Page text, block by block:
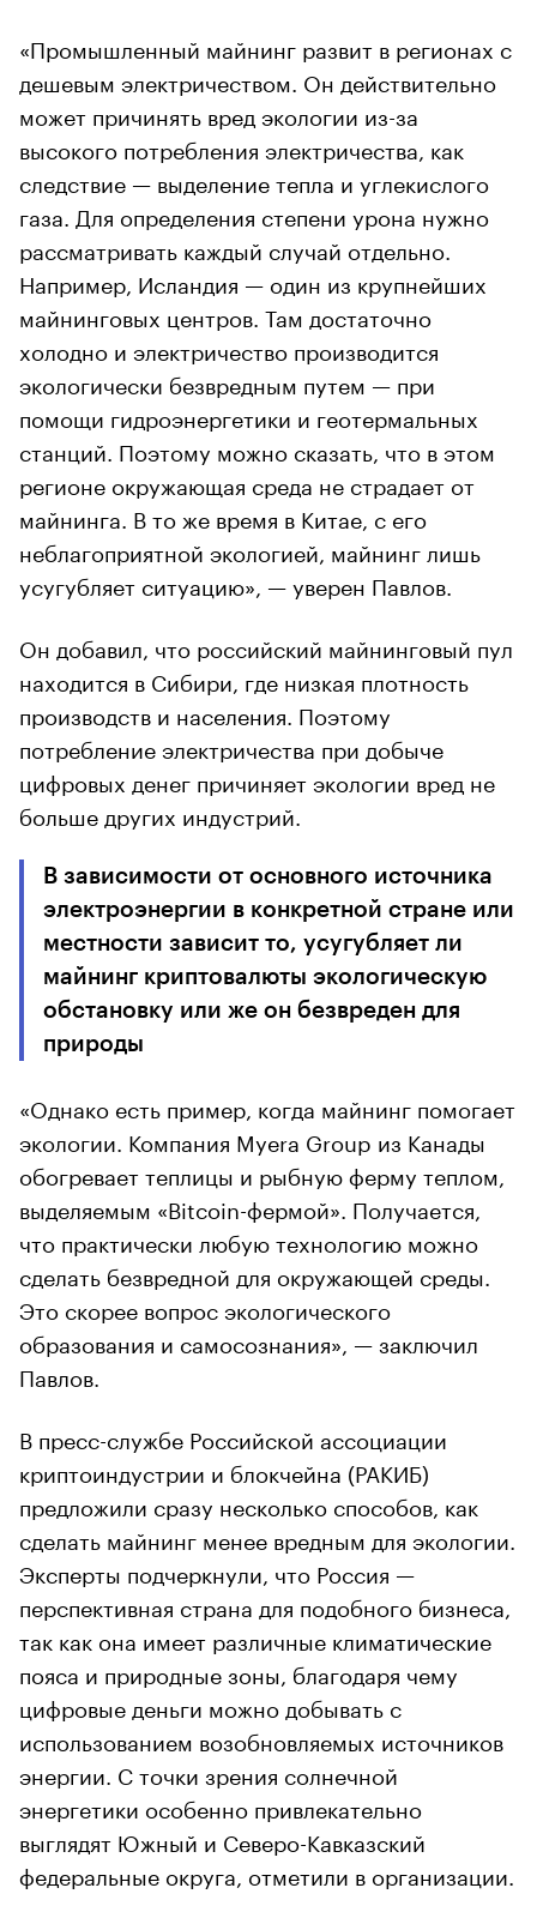
«Промышленный майнинг развит в регионах с
дешевым электричеством. Он действительно
может причинять вред экологии из-за
высокого потребления электричества, как
следствие — выделение тепла и углекислого
газа. Для определения степени урона нужно
рассматривать каждый случай отдельно.
Например, Исландия — один из крупнейших
майнинговых центров. Там достаточно
холодно и электричество производится
экологически безвредным путем — при
помощи гидроэнергетики и геотермальных
станций. Поэтому можно сказать, что в этом
регионе окружающая среда не страдает от
майнинга. В то же время в Китае, с его
неблагоприятной экологией, майнинг лишь
усугубляет ситуацию», — уверен Павлов.
Он добавил, что российский майнинговый пул
находится в Сибири, где низкая плотность
производств и населения. Поэтому
потребление электричества при добыче
цифровых денег причиняет экологии вред не
больше других индустрий.
В зависимости от основного источника
электроэнергии в конкретной стране или
местности зависит то, усугубляет ли
майнинг криптовалюты экологическую
обстановку или же он безвреден для
природы
«Однако есть пример, когда майнинг помогает
экологии. Компания Myera Group из Канады
обогревает теплицы и рыбную ферму теплом,
выделяемым «Bitcoin-фермой». Получается,
что практически любую технологию можно
сделать безвредной для окружающей среды.
Это скорее вопрос экологического
образования и самосознания», — заключил
Павлов.
В пресс-службе Российской ассоциации
криптоиндустрии и блокчейна (РАКИБ)
предложили сразу несколько способов, как
сделать майнинг менее вредным для экологии.
Эксперты подчеркнули, что Россия —
перспективная страна для подобного бизнеса,
так как она имеет различные климатические
пояса и природные зоны, благодаря чему
цифровые деньги можно добывать с
использованием возобновляемых источников
энергии. С точки зрения солнечной
энергетики особенно привлекательно
выглядят Южный и Северо-Кавказский
федеральные округа, отметили в организации.